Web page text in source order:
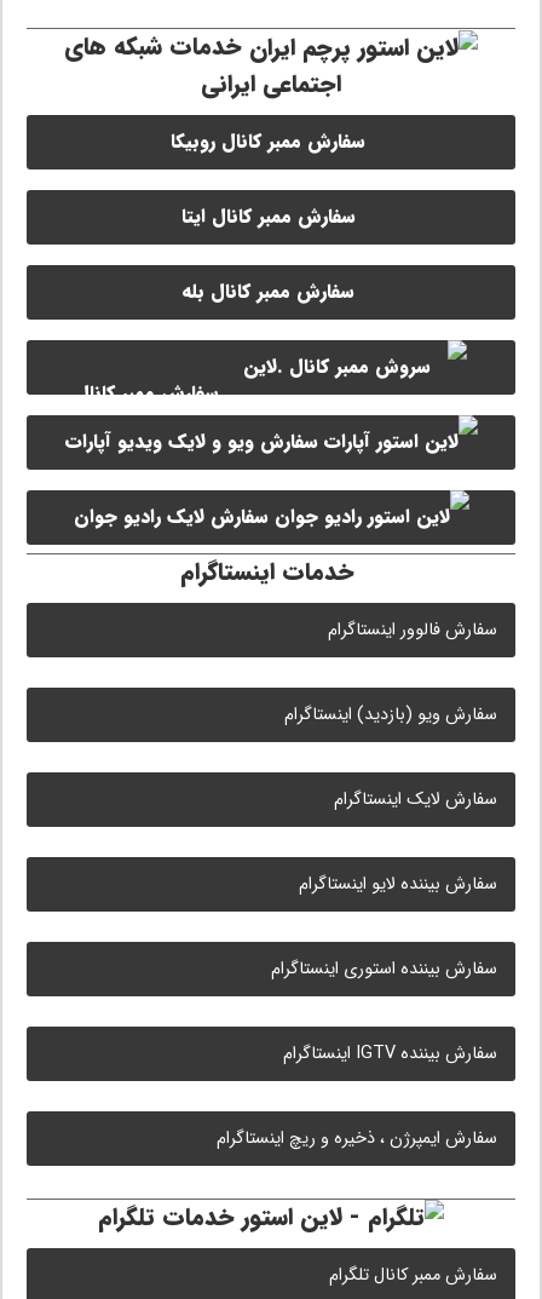
خدمات شبکه های
اجتماعی ایرانی
سفارش ممبر کانال روبیکا
سفارش ممبر کانال ایتا
سفارش ممبر کانال بله
سفارش ممبر کانال
سروش
سفارش ویو و لایک ویدیو آپارات
سفارش لایک رادیو جوان
خدمات اینستاگرام
سفارش فالوور اینستاگرام
سفارش ویو (بازدید) اینستاگرام
سفارش لایک اینستاگرام
سفارش بیننده لایو اینستاگرام
سفارش بیننده استوری اینستاگرام
سفارش بیننده IGTV اینستاگرام
سفارش ایمپرژن ، ذخیره و ریچ اینستاگرام
خدمات تلگرام
سفارش ممبر کانال تلگرام